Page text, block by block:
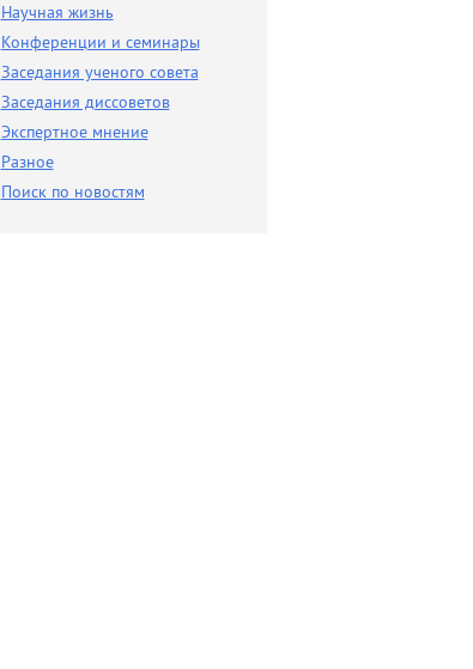
Заседания ученого совета
Заседания диссоветов
Экспертное мнение
Разное
Научная жизнь
Конференции и семинары
Заседания ученого совета
Заседания диссоветов
Экспертное мнение
Разное
Поиск по новостям